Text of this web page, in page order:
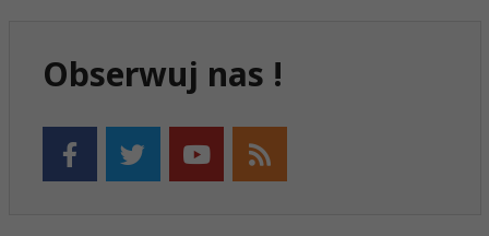
Obserwuj nas !